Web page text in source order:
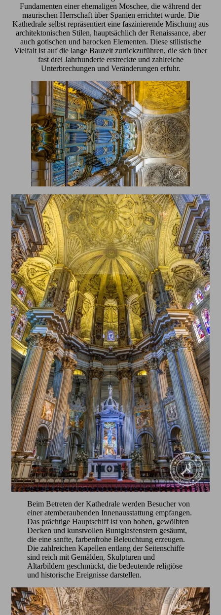
Fundamenten einer ehemaligen Moschee, die während der
maurischen Herrschaft über Spanien errichtet wurde. Die
Kathedrale selbst repräsentiert eine faszinierende Mischung aus
architektonischen Stilen, hauptsächlich der Renaissance, aber
auch gotischen und barocken Elementen. Diese stilistische
Vielfalt ist auf die lange Bauzeit zurückzuführen, die sich über
fast drei Jahrhunderte erstreckte und zahlreiche
Unterbrechungen und Veränderungen erfuhr.
Beim Betreten der Kathedrale werden Besucher von
einer atemberaubenden Innenausstattung empfangen.
Das prächtige Hauptschiff ist von hohen, gewölbten
Decken und kunstvollen Buntglasfenstern gesäumt,
die eine sanfte, farbenfrohe Beleuchtung erzeugen.
Die zahlreichen Kapellen entlang der Seitenschiffe
sind reich mit Gemälden, Skulpturen und
Altarbildern geschmückt, die bedeutende religiöse
und historische Ereignisse darstellen.